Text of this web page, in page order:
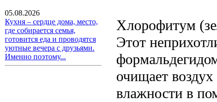
05.08.2026
Кухня – сердце дома, место,
где собирается семья,
готовится еда и проводятся
уютные вечера с друзьями.
Именно поэтому...
Хлорофитум
Этот
очищает
влажности в